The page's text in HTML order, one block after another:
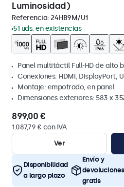
Luminosidad)
Referencia: 24HB9M/U1
51 uds. en existencias
Panel multitáctil Full-HD de alto
Conexiones: HDMI, DisplayPort,
Montaje: empotrado, en panel
Dimensiones exteriores: 583 x
899,00 €
1.087,79 € con IVA
Ver
Disponibilidad
a largo plazo
Envío y
devoluciones
gratis